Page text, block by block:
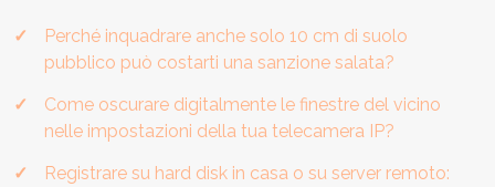
Perché inquadrare anche solo 10 cm di suolo
pubblico può costarti una sanzione salata?
Come oscurare digitalmente le finestre del vicino
nelle impostazioni della tua telecamera IP?
Registrare su hard disk in casa o su server remoto: